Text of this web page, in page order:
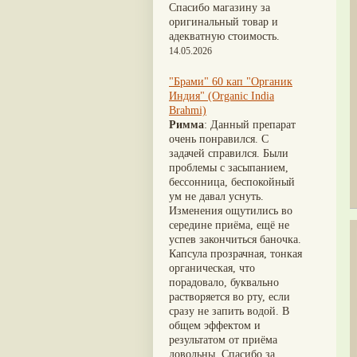
(3)
Аштаваргам
Брихатьяди(3)
Видарьяди(3)
Гуггул
Дханвантарам 101(3)
Дханвантарам тайлам(3)
Кайлаш дживан(3)
Кальянака гритам(3)
Кримикутхар рас(3)
Кунжутное масло (3)
Кутаджа(3)
Кширабала(3)
Лив 52(3)
more...
Шиладжит
(19)
Кориандр
Зира(17)
Крапива индийская(17)
Патола
Холарена - Кутаджа(17)
Шионака(17)
Аджван/Ажгон(16)
Акация катеху(16)
Кальций(16)
Укроп пахучий(16)
Дашамула(15)
Лодхра(14)
Моринга(14)
Перец кубеба(14)
Сахарный тростник
Бхунимба/Андрографис
метельчатый(13)
Гвоздика(13)
Кассия трубчатая(13)
Мезуя железная(13)
Спасибо магазину за
оригинальный товар и
адекватную стоимость.
14.05.2026
"Брами" 60 кап "Органик
Индия" (Organic India
Brahmi)
Римма: Данный препарат
очень понравился. С
задачей справился. Были
проблемы с засыпанием,
бессонница, беспокойный
ум не давал уснуть.
Изменения ощутились во
середине приёма, ещё не
успев закончиться баночка.
Капсула прозрачная, тонкая
органическая, что
порадовало, буквально
растворяется во рту, если
сразу не запить водой. В
общем эффектом и
результатом от приёма
довольны. Спасибо за